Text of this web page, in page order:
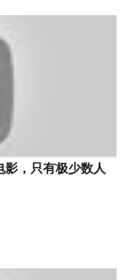
影，只有极少数人